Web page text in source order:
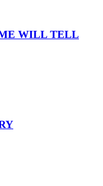
WILL TELL